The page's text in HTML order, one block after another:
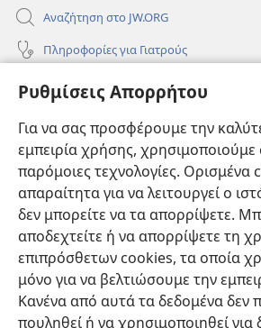
Ρυθμίσεις Απορρήτου
Για να σας προσφέρουμε την
εμπειρία χρήσης, χρησιμοποιούμε
παρόμοιες τεχνολογίες. Ορισμένα
απαραίτητα για να λειτουργεί ο
δεν μπορείτε να τα απορρίψετε.
αποδεχτείτε ή να απορρίψετε τη
επιπρόσθετων cookies, τα οποία
μόνο για να βελτιώσουμε την
Κανένα από αυτά τα δεδομένα δεν
πουληθεί ή να χρησιμοποιηθεί για
Αναζήτηση στο JW.ORG
Πληροφορίες για Γιατρούς
Πληροφορίες για Επίσημους Φορείς
Συνεισφορές
(ανοίγει
παράθυρο)ΔΙΑΔΙΚΤΥΑΚΗ ΒΙΒΛΙΟΘΗΚΗ της
(ανοίγει
νέο
παράθυρο)
JW Hub ®
(ανοίγει
νέο
παράθυρο)JW Library®